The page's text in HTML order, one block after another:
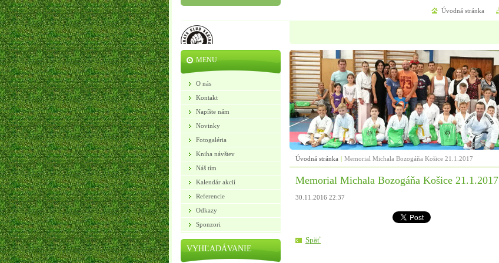
Úvodná stránka | Memorial Michala Bozogáňa Košice 21.1.2017
Memorial Michala Bozogáňa Košice 21.1.2017
30.11.2016 22:37
Späť
MENU
O nás
Kontakt
Napíšte nám
Novinky
Fotogaléria
Kniha návštev
Náš tím
Kalendár akcií
Referencie
Odkazy
Sponzori
VYHĽADÁVANIE
Úvodná stránka